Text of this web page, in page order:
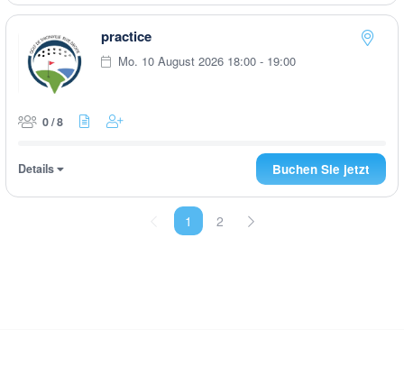
practice
Mo. 10 August 2026 18:00 - 19:00
0 / 8
Details Buchen Sie jetzt
1 2